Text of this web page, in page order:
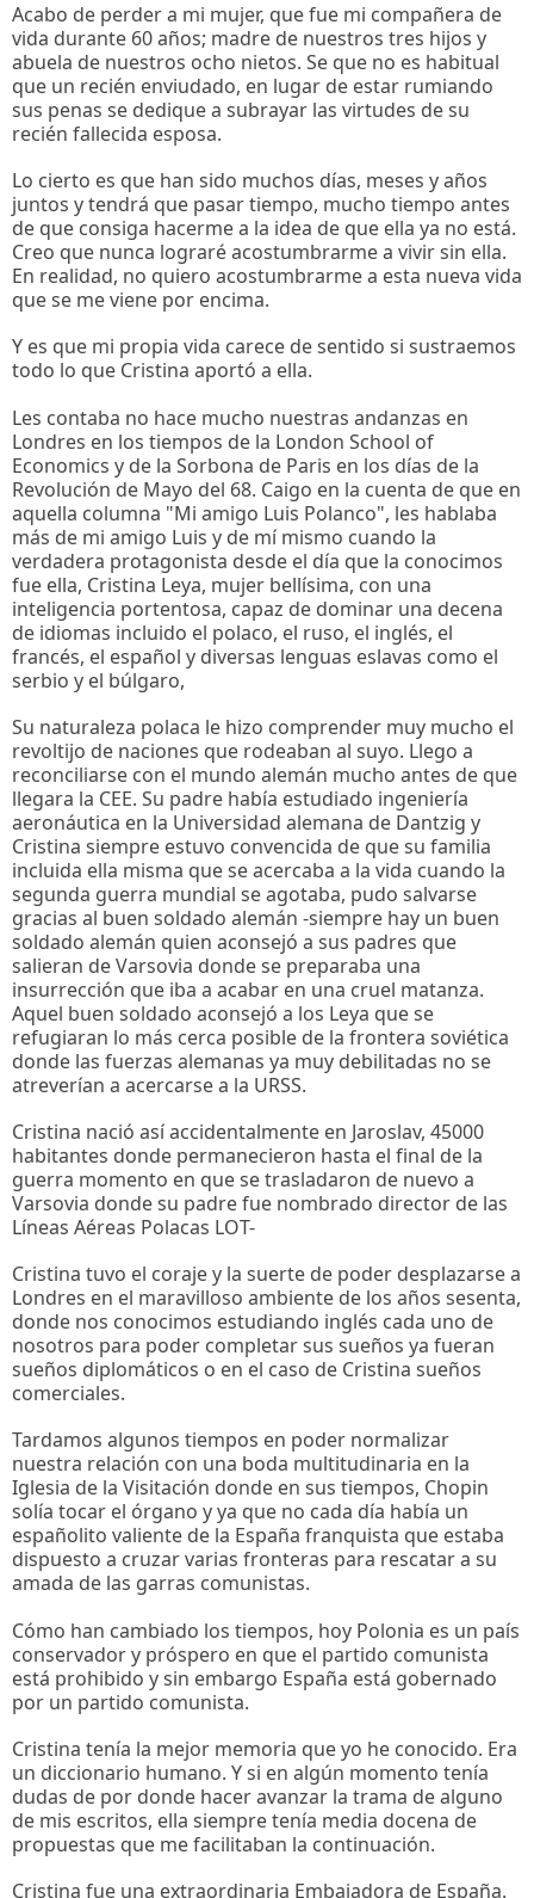
Acabo de perder a mi mujer, que fue mi compañera de
vida durante 60 años; madre de nuestros tres hijos y
abuela de nuestros ocho nietos. Se que no es habitual
que un recién enviudado, en lugar de estar rumiando
sus penas se dedique a subrayar las virtudes de su
recién fallecida esposa.
Lo cierto es que han sido muchos días, meses y años
juntos y tendrá que pasar tiempo, mucho tiempo antes
de que consiga hacerme a la idea de que ella ya no está.
Creo que nunca lograré acostumbrarme a vivir sin ella.
En realidad, no quiero acostumbrarme a esta nueva vida
que se me viene por encima.
Y es que mi propia vida carece de sentido si sustraemos
todo lo que Cristina aportó a ella.
Les contaba no hace mucho nuestras andanzas en
Londres en los tiempos de la London School of
Economics y de la Sorbona de Paris en los días de la
Revolución de Mayo del 68. Caigo en la cuenta de que en
aquella columna "Mi amigo Luis Polanco", les hablaba
más de mi amigo Luis y de mí mismo cuando la
verdadera protagonista desde el día que la conocimos
fue ella, Cristina Leya, mujer bellísima, con una
inteligencia portentosa, capaz de dominar una decena
de idiomas incluido el polaco, el ruso, el inglés, el
francés, el español y diversas lenguas eslavas como el
serbio y el búlgaro,
Su naturaleza polaca le hizo comprender muy mucho el
revoltijo de naciones que rodeaban al suyo. Llego a
reconciliarse con el mundo alemán mucho antes de que
llegara la CEE. Su padre había estudiado ingeniería
aeronáutica en la Universidad alemana de Dantzig y
Cristina siempre estuvo convencida de que su familia
incluida ella misma que se acercaba a la vida cuando la
segunda guerra mundial se agotaba, pudo salvarse
gracias al buen soldado alemán -siempre hay un buen
soldado alemán quien aconsejó a sus padres que
salieran de Varsovia donde se preparaba una
insurrección que iba a acabar en una cruel matanza.
Aquel buen soldado aconsejó a los Leya que se
refugiaran lo más cerca posible de la frontera soviética
donde las fuerzas alemanas ya muy debilitadas no se
atreverían a acercarse a la URSS.
Cristina nació así accidentalmente en Jaroslav, 45000
habitantes donde permanecieron hasta el final de la
guerra momento en que se trasladaron de nuevo a
Varsovia donde su padre fue nombrado director de las
Líneas Aéreas Polacas LOT-
Cristina tuvo el coraje y la suerte de poder desplazarse a
Londres en el maravilloso ambiente de los años sesenta,
donde nos conocimos estudiando inglés cada uno de
nosotros para poder completar sus sueños ya fueran
sueños diplomáticos o en el caso de Cristina sueños
comerciales.
Tardamos algunos tiempos en poder normalizar
nuestra relación con una boda multitudinaria en la
Iglesia de la Visitación donde en sus tiempos, Chopin
solía tocar el órgano y ya que no cada día había un
españolito valiente de la España franquista que estaba
dispuesto a cruzar varias fronteras para rescatar a su
amada de las garras comunistas.
Cómo han cambiado los tiempos, hoy Polonia es un país
conservador y próspero en que el partido comunista
está prohibido y sin embargo España está gobernado
por un partido comunista.
Cristina tenía la mejor memoria que yo he conocido. Era
un diccionario humano. Y si en algún momento tenía
dudas de por donde hacer avanzar la trama de alguno
de mis escritos, ella siempre tenía media docena de
propuestas que me facilitaban la continuación.
Cristina fue una extraordinaria Embajadora de España.